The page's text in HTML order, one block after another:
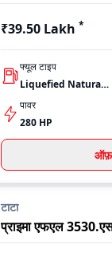
₹39.50 Lakh *
फ्यूल टाइप
Liquefied Natural Gas (LNG)
पावर
280 HP
टाटा
प्राइमा एफएल